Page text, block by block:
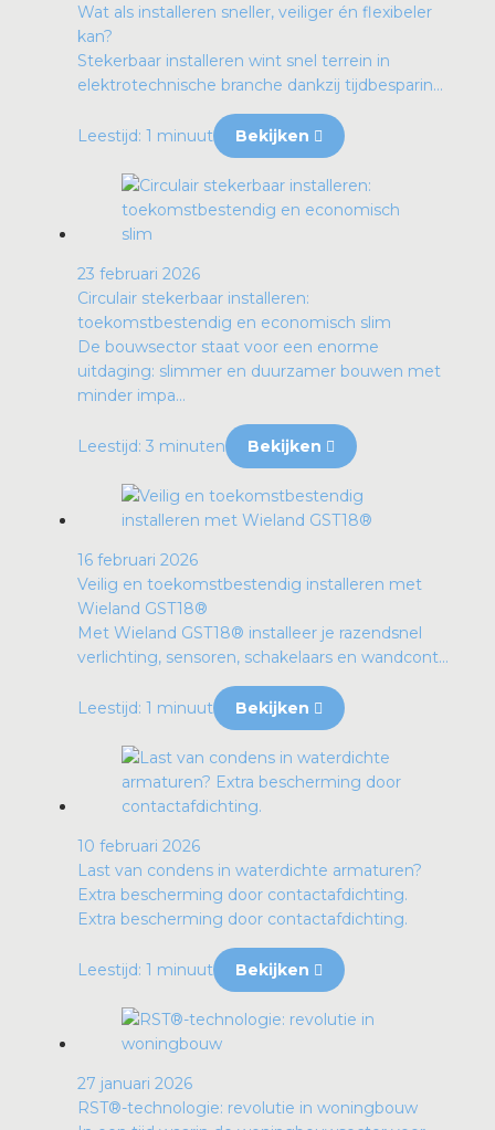
Wat als installeren sneller, veiliger én flexibeler
kan?
Stekerbaar installeren wint snel terrein in
elektrotechnische branche dankzij tijdbesparin...
Leestijd: 1 minuut Bekijken
23 februari 2026
Circulair stekerbaar installeren:
toekomstbestendig en economisch slim
De bouwsector staat voor een enorme
uitdaging: slimmer en duurzamer bouwen met
minder impa...
Leestijd: 3 minuten Bekijken
16 februari 2026
Veilig en toekomstbestendig installeren met
Wieland GST18®
Met Wieland GST18® installeer je razendsnel
verlichting, sensoren, schakelaars en wandcont...
Leestijd: 1 minuut Bekijken
10 februari 2026
Last van condens in waterdichte armaturen?
Extra bescherming door contactafdichting.
Extra bescherming door contactafdichting.
Leestijd: 1 minuut Bekijken
27 januari 2026
RST®-technologie: revolutie in woningbouw